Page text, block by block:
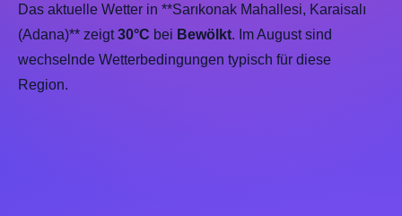
Das aktuelle Wetter in **Sarıkonak Mahallesi, Karaisalı
(Adana)** zeigt30°C bei Bewölkt. Im August sind
wechselnde Wetterbedingungen typisch für diese
Region.